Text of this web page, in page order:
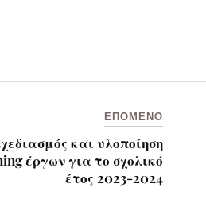
ΕΠΌΜΕΝΟ
και υλοποίηση
έργων για το σχολικό
έτος 2023-2024